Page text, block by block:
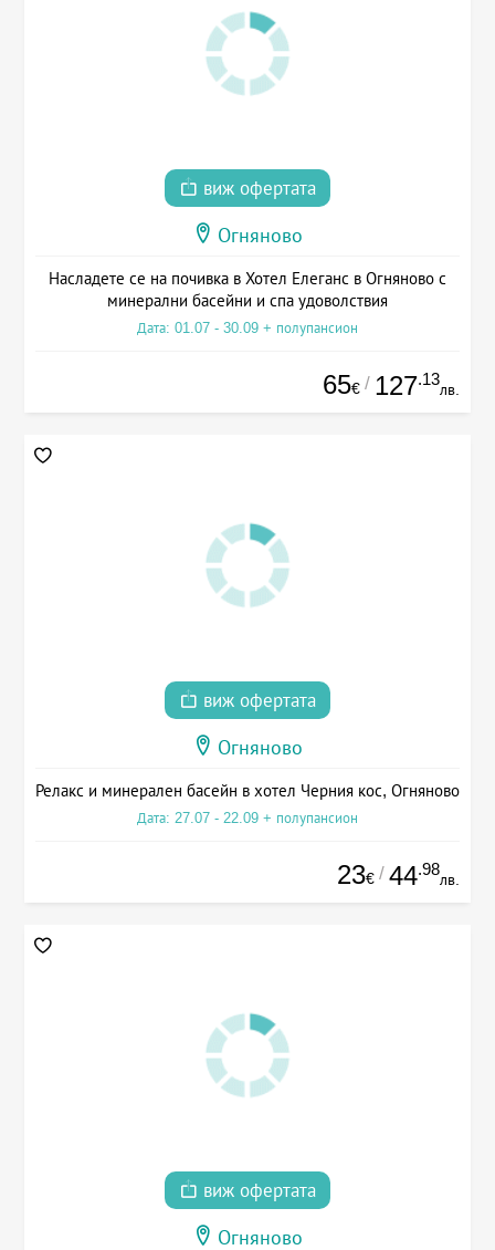
виж офертата
Огняново
Насладете се на почивка в Хотел Елеганс в Огняново с
минерални басейни и спа удоволствия
Дата: 01.07 - 30.09 + полупансион
65€ / 127.13
лв.
виж офертата
Огняново
Релакс и минерален басейн в хотел Черния кос, Огняново
Дата: 27.07 - 22.09 + полупансион
23€ / 44.98
лв.
виж офертата
Огняново